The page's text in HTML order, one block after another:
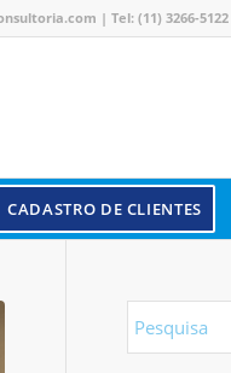
|Tel: (11) 3266-5122
CADASTRO DE CLIENTES